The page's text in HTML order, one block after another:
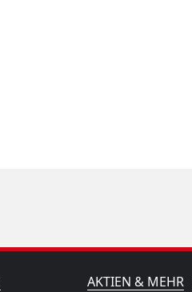
AKTIEN & MEHR